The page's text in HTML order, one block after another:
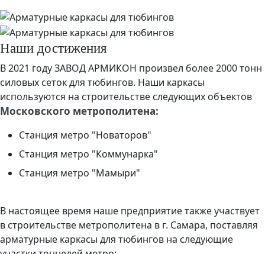
Наши достижения
В 2021 году ЗАВОД АРМИКОН произвел более 2000 тонн
силовых сеток для тюбингов. Наши каркасы
используются на строительстве следующих объектов
Московского метрополитена:
Станция метро "Новаторов"
Станция метро "Коммунарка"
Станция метро "Мамыри"
В настоящее время наше предприятие также участвует
в строительстве метрополитена в г. Самара, поставляя
арматурные каркасы для тюбингов на следующие